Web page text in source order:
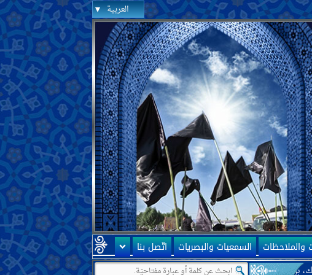
العربية
والملاحظات السمعيات والبصريات
اتّصل بنا
أنّها ممهّدة لظهور الإمام المهديّ عليه السلام! سؤالي أنّه كيف يمكن